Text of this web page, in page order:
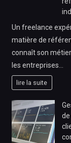
Un freelance
matière de
connaît son
les entreprises…
lire la suite